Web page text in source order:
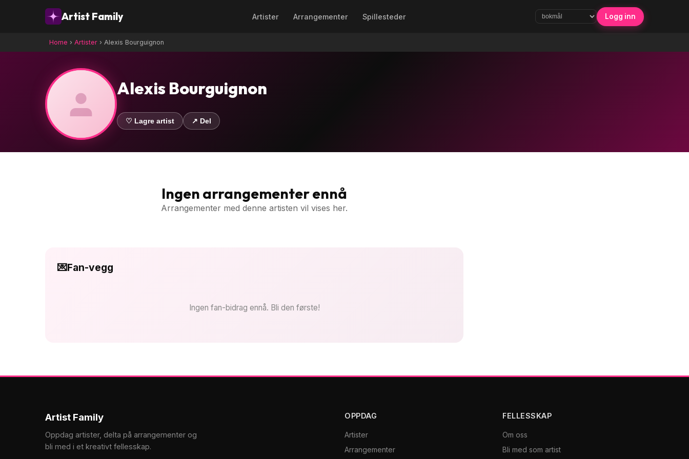
Artist Family Artister Arrangementer Spillesteder Logg inn
Home › Artister › Alexis Bourguignon
Alexis Bourguignon
♡ Lagre artist ↗ Del
Ingen arrangementer ennå
Arrangementer med denne artisten vil vises her.
💌Fan-vegg
Ingen fan-bidrag ennå. Bli den første!
Artist Family
Oppdag artister, delta på arrangementer og
bli med i et kreativt fellesskap.
OPPDAG
Artister
Arrangementer
FELLESSKAP
Om oss
Bli med som artist